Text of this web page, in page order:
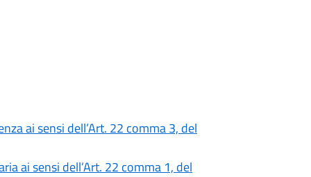
ai sensi dell’Art. 22 comma 3, del
ai sensi dell’Art. 22 comma 1, del